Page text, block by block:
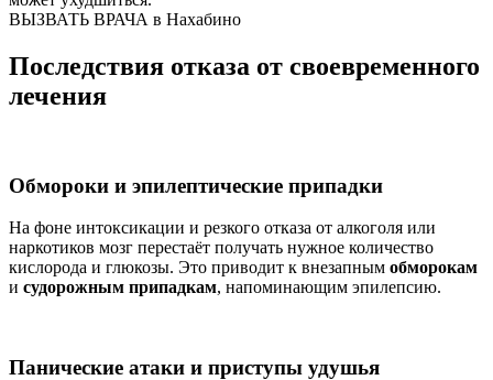
ВЫЗВАТЬ ВРАЧА в Нахабино
Последствия отказа от своевременного
лечения
Обмороки и эпилептические припадки
На фоне интоксикации и резкого отказа от алкоголя или
наркотиков мозг перестаёт получать нужное количество
кислорода и глюкозы. Это приводит к внезапным обморокам
и судорожным припадкам, напоминающим эпилепсию.
Панические атаки и приступы удушья